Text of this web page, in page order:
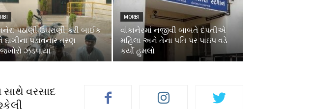
પઠાણી ઉઘરાણી કરી બાઈક
પડાવનાર ત્રણ
ઝડપાયા
MORBI
વાંકાનેરમાં નજીવી બાબતે દંપતીએ
મહિલા અને તેના પતિ પર પાઇપ વડે
કર્યો હુમલો
સાથે વરસાદ